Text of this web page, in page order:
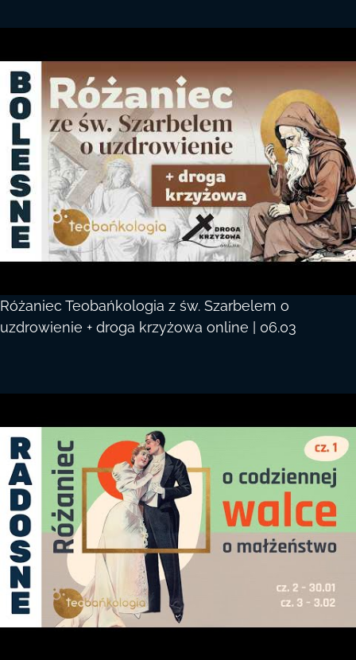
Różaniec Teobańkologia z św. Szarbelem o
uzdrowienie + droga krzyżowa online | 06.03